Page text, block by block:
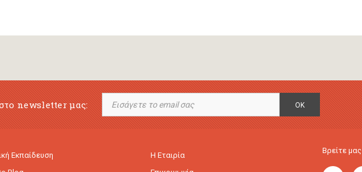
newsletter μας: OK
Εκπαίδευση
Η Εταιρία
Βρείτε μας